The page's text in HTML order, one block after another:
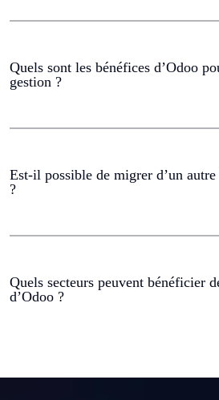
Quels sont les bénéfices d’Odoo
gestion ?
Est-il possible de migrer d’un
?
Quels secteurs peuvent bénéficier
d’Odoo ?